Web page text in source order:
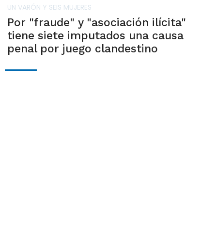
UN VARÓN Y SEIS MUJERES
Por "fraude" y "asociación ilícita"
tiene siete imputados una causa
penal por juego clandestino